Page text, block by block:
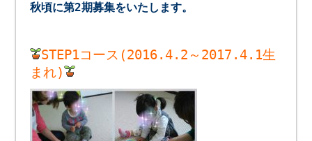
秋頃に第2期募集をいたします。
STEP1コース(2016.4.2～2017.4.1生
まれ)